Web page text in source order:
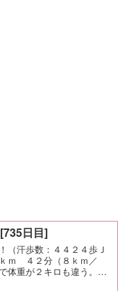
日目]
（汗歩数：４４２４歩Ｊ
ｍ ４２分（８ｋｍ／
体重が２キロも違う。今